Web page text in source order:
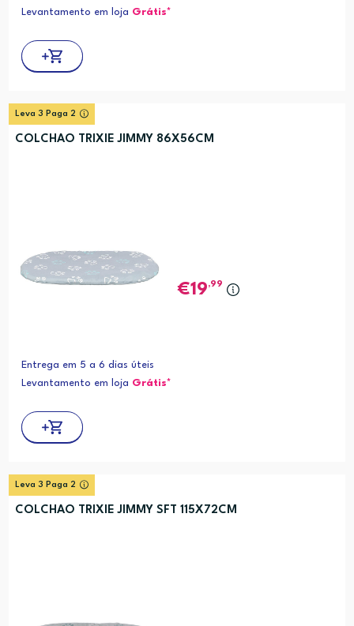
Levantamento em loja Grátis*
Leva 3 Paga 2
COLCHAO TRIXIE JIMMY 86X56CM
19,99
Entrega em 5 a 6 dias úteis
Levantamento em loja Grátis*
Leva 3 Paga 2
COLCHAO TRIXIE JIMMY SFT 115X72CM